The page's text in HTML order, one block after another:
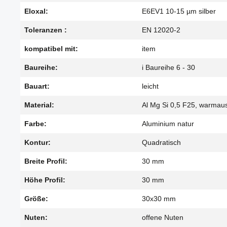
Eloxal: E6EV1 10-15 µm silber
Toleranzen : EN 12020-2
kompatibel mit: item
Baureihe: i Baureihe 6 - 30
Bauart: leicht
Material: Al Mg Si 0,5 F25,
Farbe: Aluminium natur
Kontur: Quadratisch
Breite Profil: 30 mm
Höhe Profil: 30 mm
Größe: 30x30 mm
Nuten: offene Nuten